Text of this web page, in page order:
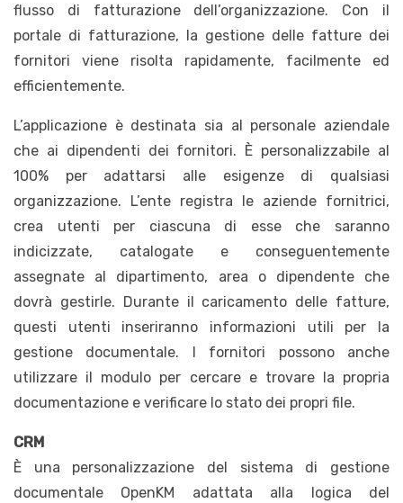
flusso di fatturazione dell’organizzazione. Con il
portale di fatturazione, la gestione delle fatture dei
fornitori viene risolta rapidamente, facilmente ed
efficientemente.
L’applicazione è destinata sia al personale aziendale
che ai dipendenti dei fornitori. È personalizzabile al
100% per adattarsi alle esigenze di qualsiasi
organizzazione. L’ente registra le aziende fornitrici,
crea utenti per ciascuna di esse che saranno
indicizzate, catalogate e conseguentemente
assegnate al dipartimento, area o dipendente che
dovrà gestirle. Durante il caricamento delle fatture,
questi utenti inseriranno informazioni utili per la
gestione documentale. I fornitori possono anche
utilizzare il modulo per cercare e trovare la propria
documentazione e verificare lo stato dei propri file.
CRM
È una personalizzazione del sistema di gestione
documentale OpenKM adattata alla logica del